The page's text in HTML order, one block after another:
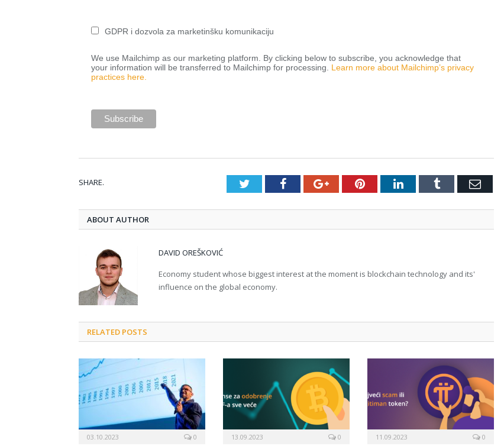
GDPR i dozvola za marketinšku komunikaciju
We use Mailchimp as our marketing platform. By clicking below to subscribe, you acknowledge that
your information will be transferred to Mailchimp for processing. Learn more about Mailchimp’s privacy
practices here.
SHARE. TwitterFacebookGoogle+PinterestLinkedInTumblr Email
ABOUT AUTHOR
DAVID OREŠKOVIĆ
Economy student whose biggest interest at the moment is blockchain technology and its'
influence on the global economy.
RELATED POSTS
03.10.2023 0 13.09.2023 0 11.09.2023 0